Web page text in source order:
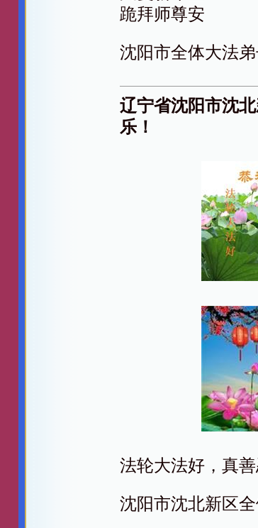
跪拜师尊安
沈阳市全体大法
辽宁省沈阳市沈
乐！
法轮大法好，真善
沈阳市沈北新区